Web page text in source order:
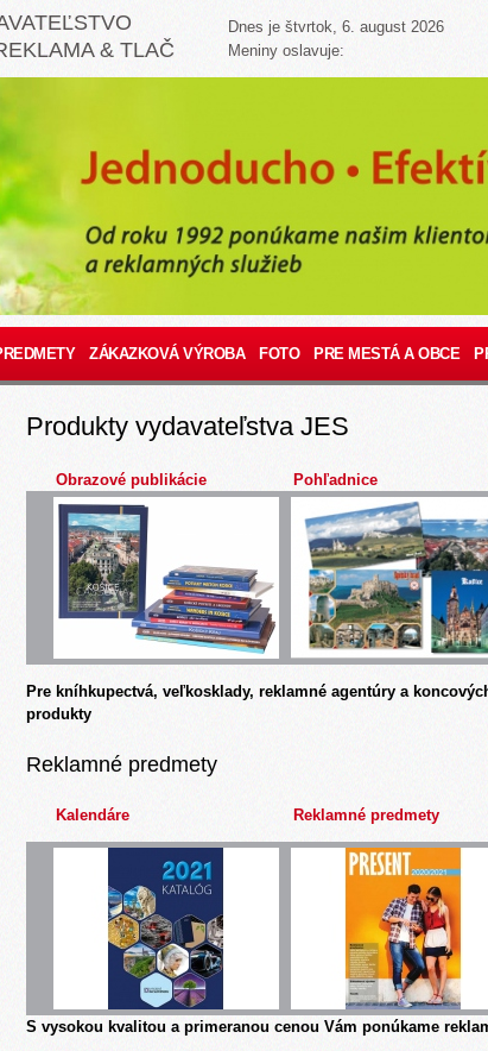
& TLAČ
Dnes je štvrtok, 6. august 2026
Meniny oslavuje:
ZÁKAZKOVÁ VÝROBA FOTO PRE MESTÁ A OBCE
Produkty vydavateľstva JES
Obrazové publikácie Pohľadnice
Pre kníhkupectvá, veľkosklady, reklamné agentúry a
produkty
Reklamné predmety
Kalendáre Reklamné predmety
S vysokou kvalitou a primeranou cenou Vám ponúkame